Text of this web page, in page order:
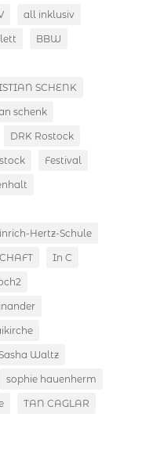
all inklusiv
BBW
SCHENK
schenk
DRK Rostock
Festival
Hertz-Schule
In C
Waltz
sophie hauenherm
TAN CAGLAR